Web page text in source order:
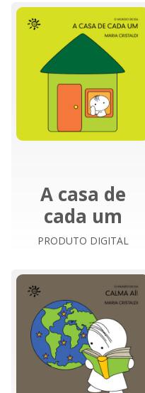
A casa de
cada um
PRODUTO DIGITAL